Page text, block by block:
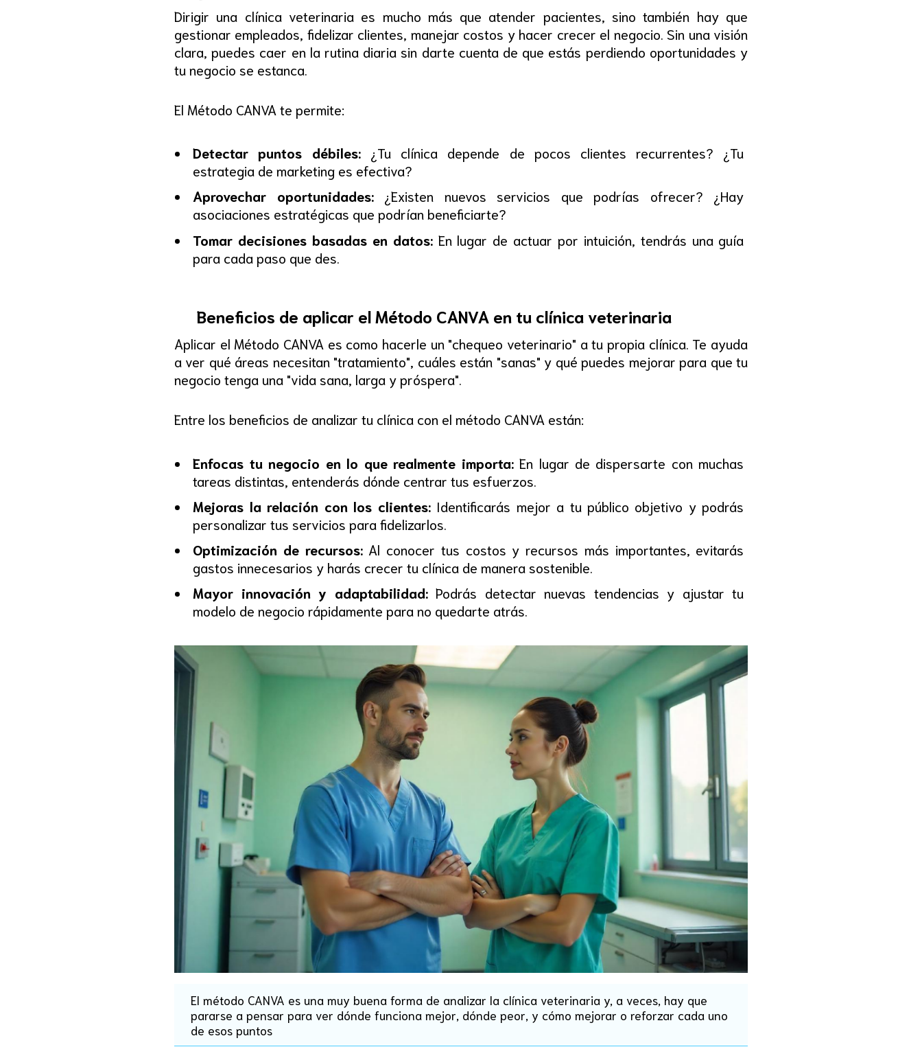
Dirigir una clínica veterinaria es mucho más que atender pacientes, sino también hay que
gestionar empleados, fidelizar clientes, manejar costos y hacer crecer el negocio. Sin una visión
clara, puedes caer en la rutina diaria sin darte cuenta de que estás perdiendo oportunidades y
tu negocio se estanca.
El Método CANVA te permite:
Detectar puntos débiles:¿Tu clínica depende de pocos clientes recurrentes? ¿Tu
estrategia de marketing es efectiva?
Aprovechar oportunidades:¿Existen nuevos servicios que podrías ofrecer? ¿Hay
asociaciones estratégicas que podrían beneficiarte?
Tomar decisiones basadas en datos:En lugar de actuar por intuición, tendrás una guía
para cada paso que des.
Beneficios de aplicar el Método CANVA en tu clínica veterinaria
Aplicar el Método CANVA es como hacerle un "chequeo veterinario" a tu propia clínica. Te ayuda
a ver qué áreas necesitan "tratamiento", cuáles están "sanas" y qué puedes mejorar para que tu
negocio tenga una "vida sana, larga y próspera".
Entre los beneficios de analizar tu clínica con el método CANVA están:
Enfocas tu negocio en lo que realmente importa:En lugar de dispersarte con muchas
tareas distintas, entenderás dónde centrar tus esfuerzos.
Mejoras la relación con los clientes:Identificarás mejor a tu público objetivo y podrás
personalizar tus servicios para fidelizarlos.
Optimización de recursos:Al conocer tus costos y recursos más importantes, evitarás
gastos innecesarios y harás crecer tu clínica de manera sostenible.
Mayor innovación y adaptabilidad:Podrás detectar nuevas tendencias y ajustar tu
modelo de negocio rápidamente para no quedarte atrás.
El método CANVA es una muy buena forma de analizar la clínica veterinaria y, a veces, hay que
pararse a pensar para ver dónde funciona mejor, dónde peor, y cómo mejorar o reforzar cada uno
de esos puntos